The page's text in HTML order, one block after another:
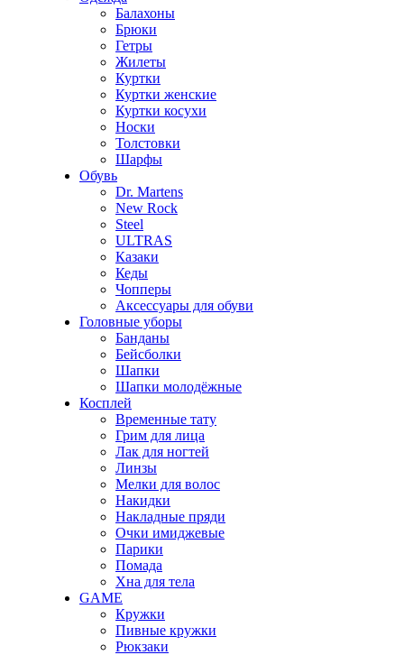
Балахоны
Брюки
Гетры
Жилеты
Куртки
Куртки женские
Куртки косухи
Носки
Толстовки
Шарфы
Обувь
Dr. Martens
New Rock
Steel
ULTRAS
Казаки
Кеды
Чопперы
Аксессуары для обуви
Головные уборы
Банданы
Бейсболки
Шапки
Шапки молодёжные
Косплей
Временные тату
Грим для лица
Лак для ногтей
Линзы
Мелки для волос
Накидки
Накладные пряди
Очки имиджевые
Парики
Помада
Хна для тела
GAME
Кружки
Пивные кружки
Рюкзаки